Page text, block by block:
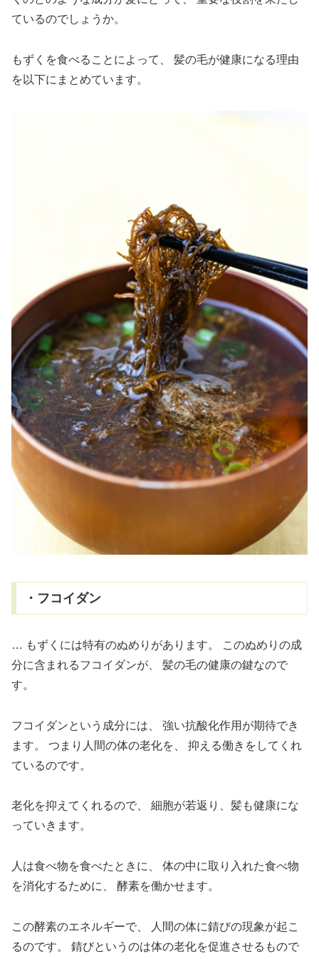
ているのでしょうか。
もずくを食べることによって、
髪の毛が健康になる理由
を以下にまとめています。
・フコイダン
… もずくには特有のぬめりがあります。
このぬめりの成
分に含まれるフコイダンが、
髪の毛の健康の鍵なので
す。
フコイダンという成分には、
強い抗酸化作用が期待でき
ます。
つまり人間の体の老化を、
抑える働きをしてくれ
ているのです。
老化を抑えてくれるので、
細胞が若返り、髪も健康にな
っていきます。
人は食べ物を食べたときに、
体の中に取り入れた食べ物
を消化するために、
酵素を働かせます。
この酵素のエネルギーで、
人間の体に錆びの現象が起こ
るのです。
錆びというのは体の老化を促進させるもので